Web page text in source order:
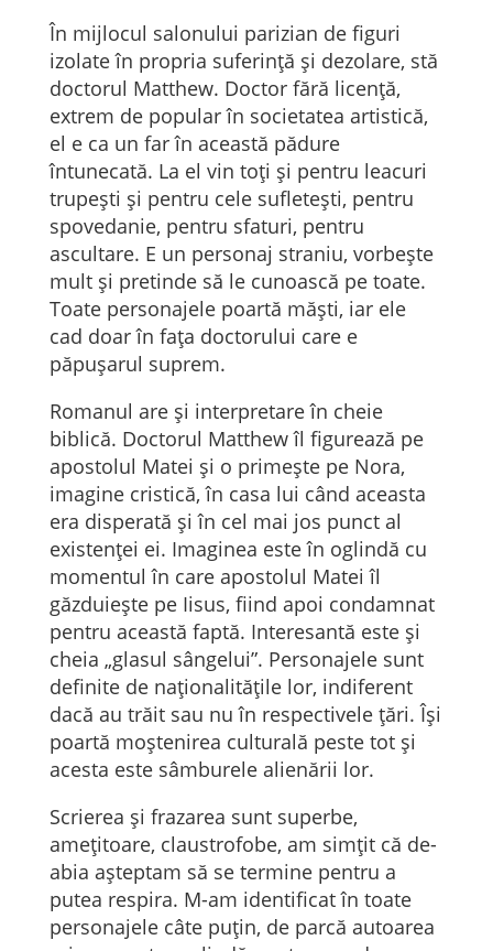
În mijlocul salonului parizian de figuri
izolate în propria suferință și dezolare, stă
doctorul Matthew. Doctor fără licență,
extrem de popular în societatea artistică,
el e ca un far în această pădure
întunecată. La el vin toți și pentru leacuri
trupești și pentru cele sufletești, pentru
spovedanie, pentru sfaturi, pentru
ascultare. E un personaj straniu, vorbește
mult și pretinde să le cunoască pe toate.
Toate personajele poartă măști, iar ele
cad doar în fața doctorului care e
păpușarul suprem.
Romanul are și interpretare în cheie
biblică. Doctorul Matthew îl figurează pe
apostolul Matei și o primește pe Nora,
imagine cristică, în casa lui când aceasta
era disperată și în cel mai jos punct al
existenței ei. Imaginea este în oglindă cu
momentul în care apostolul Matei îl
găzduiește pe Iisus, fiind apoi condamnat
pentru această faptă. Interesantă este și
cheia „glasul sângelui”. Personajele sunt
definite de naționalitățile lor, indiferent
dacă au trăit sau nu în respectivele țări. Își
poartă moștenirea culturală peste tot și
acesta este sâmburele alienării lor.
Scrierea și frazarea sunt superbe,
amețitoare, claustrofobe, am simțit că de-
abia așteptam să se termine pentru a
putea respira. M-am identificat în toate
personajele câte puțin, de parcă autoarea